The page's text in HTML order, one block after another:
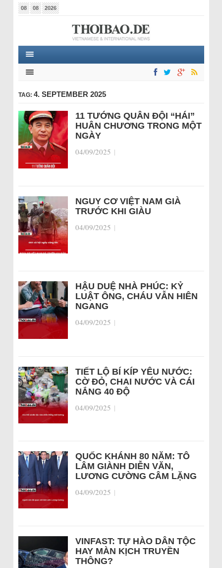
08 08 2026
TAG: 4. SEPTEMBER 2025
11 TƯỚNG QUÂN ĐỘI “HÁI”
HUÂN CHƯƠNG TRONG MỘT
NGÀY
04/09/2025 |
NGUY CƠ VIỆT NAM GIÀ
TRƯỚC KHI GIÀU
04/09/2025 |
HẬU DUỆ NHÀ PHÚC: KỶ
LUẬT ÔNG, CHÁU VẪN HIÊN
NGANG
04/09/2025 |
TIẾT LỘ BÍ KÍP YÊU NƯỚC:
CỜ ĐỎ, CHAI NƯỚC VÀ CÁI
NẮNG 40 ĐỘ
04/09/2025 |
QUỐC KHÁNH 80 NĂM: TÔ
LÂM GIÀNH DIỄN VĂN,
LƯƠNG CƯỜNG CÂM LẶNG
04/09/2025 |
VINFAST: TỰ HÀO DÂN TỘC
HAY MÀN KỊCH TRUYỀN
THÔNG?